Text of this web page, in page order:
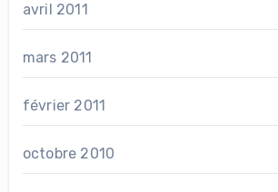
avril 2011
mars 2011
février 2011
octobre 2010